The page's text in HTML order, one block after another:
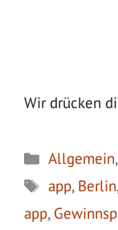
Wir drücken
Kategorien
Allgemein
app, Berlin
app,